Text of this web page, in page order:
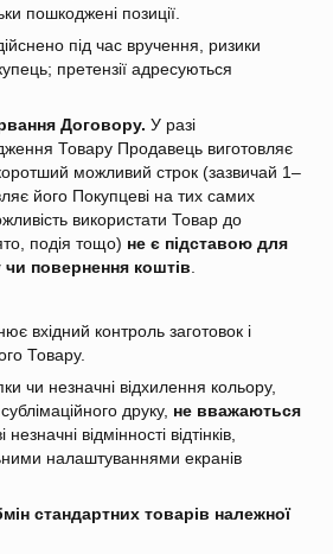
пошкоджені позиції.
під час вручення, ризики
претензії адресуються
Договору. У разі
Товару Продавець виготовляє
можливий строк (зазвичай 1–
його Покупцеві на тих самих
використати Товар до
подія тощо) не є підставою для
повернення коштів
вхідний контроль заготовок і
Товару.
чи незначні відхилення кольору,
друку, не вважаються
відмінності відтінків,
налаштуваннями екранів
стандартних товарів належної